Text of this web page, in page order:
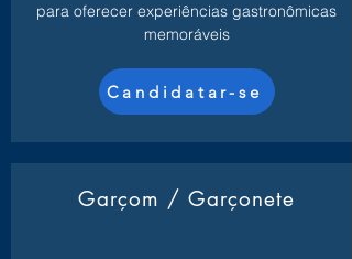
para oferecer experiências gastronômicas
memoráveis
Candidatar-se
Garçom / Garçonete